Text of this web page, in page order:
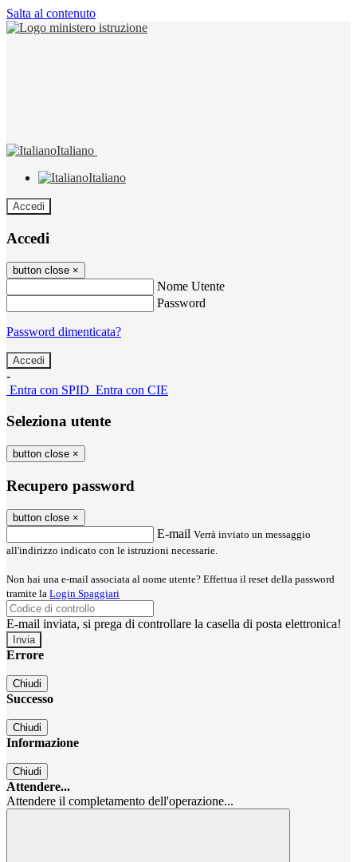
Salta al contenuto
Italiano
Italiano
Accedi
Accedi
button close ×
Nome Utente
Password
Password dimenticata?
-
Entra con SPID Entra con CIE
Seleziona utente
button close ×
Recupero password
button close ×
E-mail Verrà inviato un messaggio
all'indirizzo indicato con le istruzioni necessarie.
Non hai una e-mail associata al nome utente? Effettua il reset della password
tramite la Login Spaggiari
E-mail inviata, si prega di controllare la casella di posta elettronica!
Errore
Chiudi
Successo
Chiudi
Informazione
Chiudi
Attendere...
Attendere il completamento dell'operazione...